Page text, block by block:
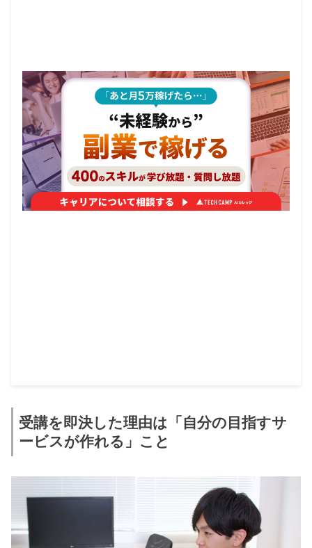
受講を即決した理由は「自分の目指すサ
ービスが作れる」こと